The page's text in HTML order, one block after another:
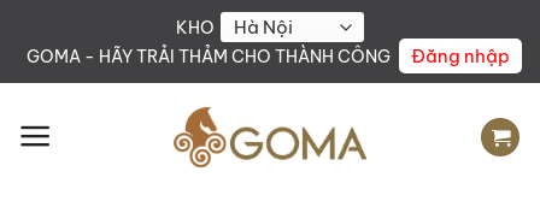
KHO
GOMA - HÃY TRẢI THẢM CHO THÀNH CÔNG
Đăng nhập